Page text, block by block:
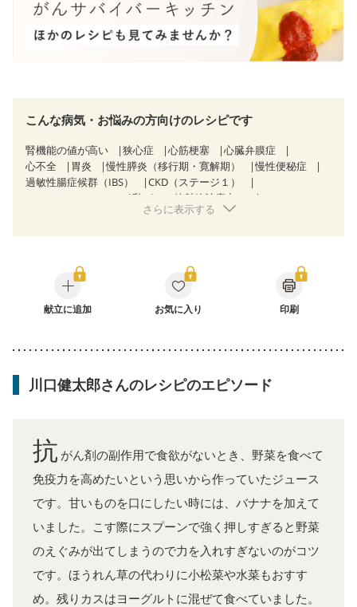
こんな病気・お悩みの方向けのレシピです
腎機能の値が高い 狭心症 心筋梗塞
心臓弁膜症
心不全
胃炎 慢性膵炎（移行期・寛解期）
慢性便秘症
過敏性腸症候群（IBS）
CKD（ステージ１）
CKD（ステージ２）
乳がん（放射線治療中）
胃がん（抗がん剤治療中）
飲み込みにくい
産後（ミルク）
骨粗しょう症
フレイル（年齢に合わせた体作り）
さらに表示する
献立に追加 お気に入り 印刷
川口健太郎さんのレシピのエピソード
抗 がん剤の副作用で食欲がないとき、野菜を食べて
免疫力を高めたいという思いから作っていたジュース
です。甘いものを口にしたい時には、バナナを加えて
いました。こす際にスプーンで強く押しすぎると野菜
のえぐみが出てしまうので力を入れすぎないのがコツ
です。ほうれん草の代わりに小松菜や水菜もおすす
め。残りカスはヨーグルトに混ぜて食べていました。